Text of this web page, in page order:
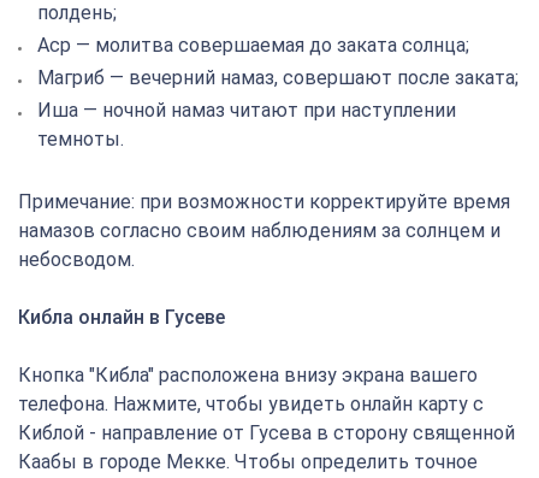
полдень;
Аср — молитва совершаемая до заката солнца;
Магриб — вечерний намаз, совершают после заката;
Иша — ночной намаз читают при наступлении
темноты.
Примечание: при возможности корректируйте время
намазов согласно своим наблюдениям за солнцем и
небосводом.
Кибла онлайн в Гусеве
Кнопка "Кибла" расположена внизу экрана вашего
телефона. Нажмите, чтобы увидеть онлайн карту с
Киблой - направление от Гусева в сторону священной
Каабы в городе Мекке. Чтобы определить точное